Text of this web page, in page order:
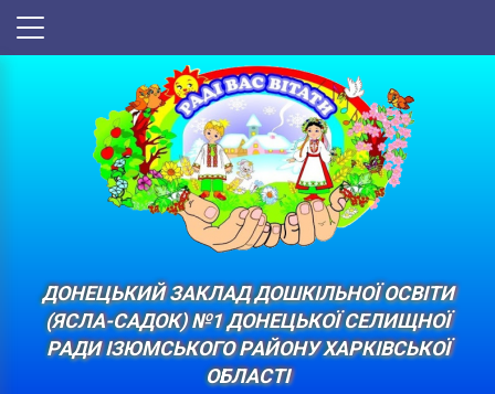
ДОНЕЦЬКИЙ ЗАКЛАД ДОШКІЛЬНОЇ ОСВІТИ
(ЯСЛА-САДОК) №1 ДОНЕЦЬКОЇ СЕЛИЩНОЇ
РАДИ ІЗЮМСЬКОГО РАЙОНУ ХАРКІВСЬКОЇ
ОБЛАСТІ